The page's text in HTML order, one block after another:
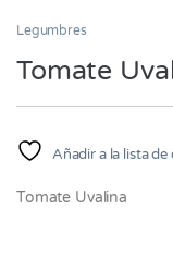
Legumbres
Tomate
Añadir a la lista de
Tomate Uvalina